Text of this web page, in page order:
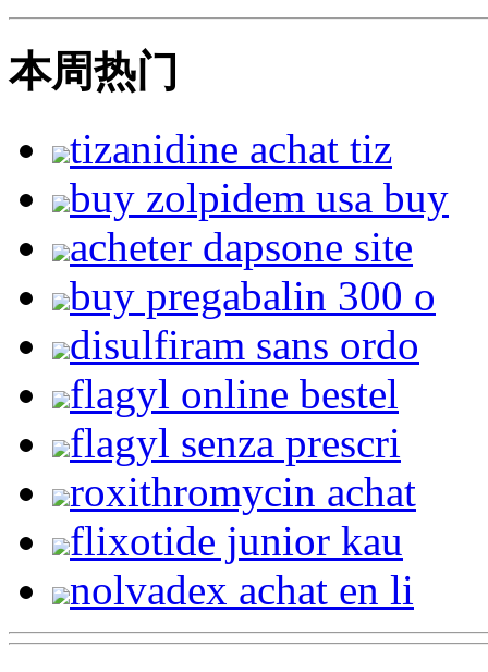
本周热门
tizanidine achat tiz
buy zolpidem usa buy
acheter dapsone site
buy pregabalin 300 o
disulfiram sans ordo
flagyl online bestel
flagyl senza prescri
roxithromycin achat
flixotide junior kau
nolvadex achat en li